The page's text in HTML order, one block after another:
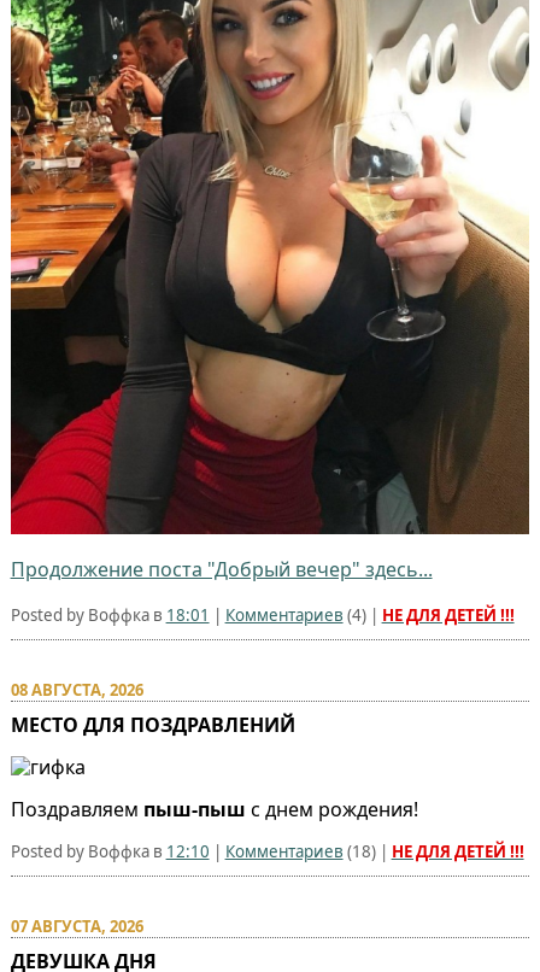
Продолжение поста "Добрый вечер" здесь...
Posted by Воффка в 18:01 | Комментариев (4) | НЕ ДЛЯ ДЕТЕЙ !!!
08 АВГУСТА, 2026
МЕСТО ДЛЯ ПОЗДРАВЛЕНИЙ
Поздравляем пыш-пыш с днем рождения!
Posted by Воффка в 12:10 | Комментариев (18) | НЕ ДЛЯ ДЕТЕЙ !!!
07 АВГУСТА, 2026
ДЕВУШКА ДНЯ